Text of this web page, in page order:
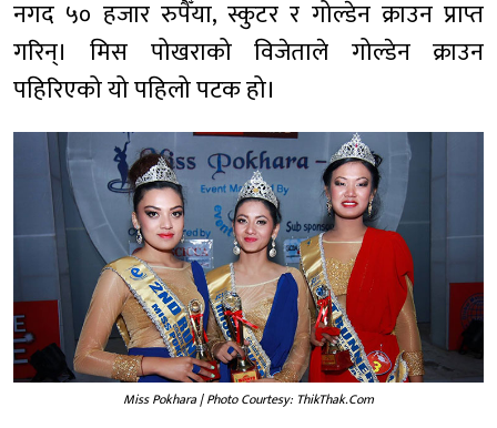
नगद ५० हजार रुपैँया, स्कुटर र गोल्डेन क्राउन प्राप्त
गरिन्। मिस पोखराको विजेताले गोल्डेन क्राउन
पहिरिएको यो पहिलो पटक हो।
Miss Pokhara | Photo Courtesy: ThikThak.Com